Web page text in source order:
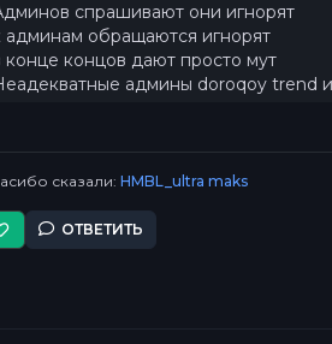
спрашивают они игнорят
админам обращаются игнорят
конце концов дают просто мут
админы doroqoy trend
сказали:HMBL_ultra maks
ОТВЕТИТЬ